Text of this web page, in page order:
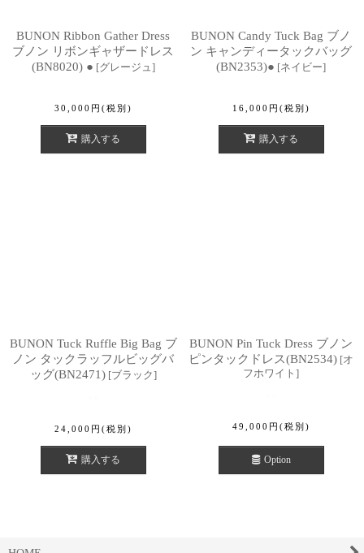
BUNON Ribbon Gather Dress
ブノン リボンギャザードレス
(BN8020) ● [グレージュ ]
30,000 円 (税別)
購入する
BUNON Candy Tuck Bag ブノ
ン キャンディータックバッグ
(BN2353)● [ネイビー]
16,000 円 (税別)
購入する
BUNON Tuck Ruffle Big Bag ブ
ノン タックラッフルビッグバ
ッグ(BN2471) [ブラック]
24,000 円 (税別)
購入する
BUNON Pin Tuck Dress ブノン
ピンタックドレス(BN2534) [オ
フホワイト ]
49,000 円 (税別)
Option